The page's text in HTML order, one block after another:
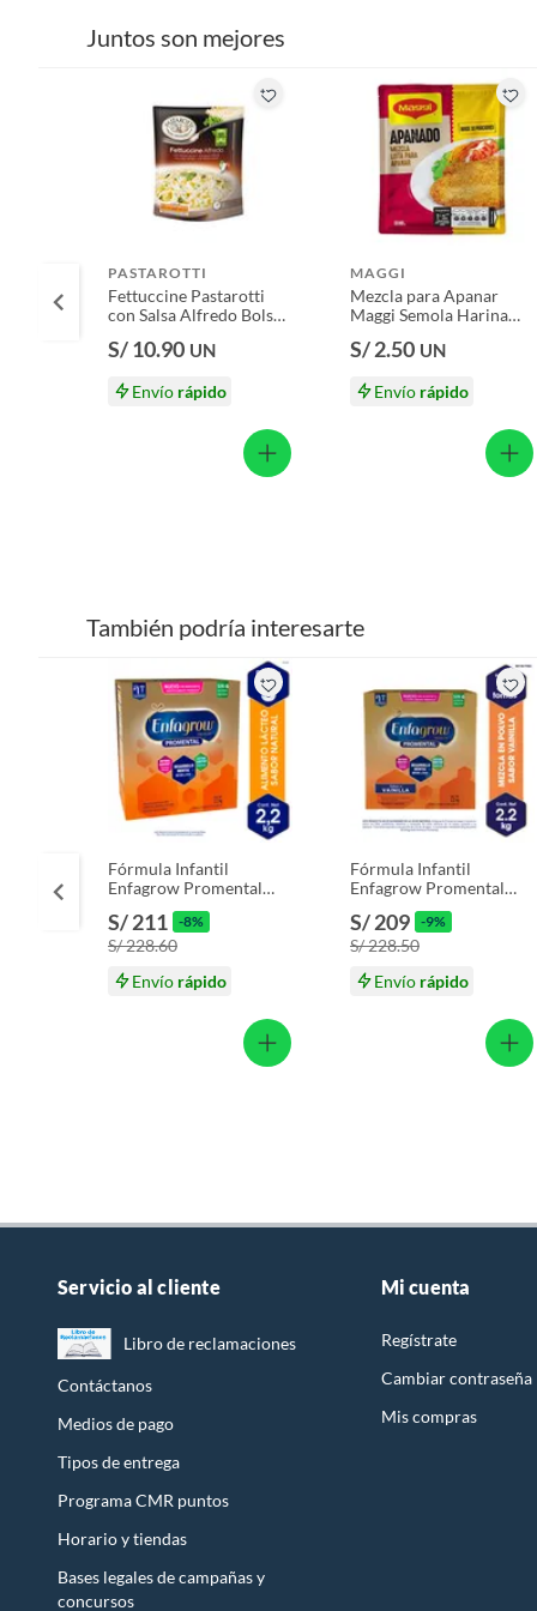
Productos que hayan sido previamente instalados.
Motocicletas y bicicletas motorizadas.
Licores y cigarros electrónicos.
Juntos son mejores
PASTAROTTI
Fettuccine Pastarotti
con Salsa Alfredo Bolsa
S/ 10.90 UN
Envío rápido
MAGGI
Mezcla para Apanar
Maggi Semola Harina
80 g
S/ 2.50 UN
Envío rápido
También podría interesarte
Fórmula Infantil
Enfagrow Promental
Caja 2.2 Kg
S/ 211 -8%
S/ 228.60
Envío rápido
Fórmula Infantil
Enfagrow Promental
Vainilla Caja 2.2 Kg
S/ 209 -9%
S/ 228.50
Envío rápido
Servicio al cliente
Libro de reclamaciones
Contáctanos
Medios de pago
Tipos de entrega
Programa CMR puntos
Horario y tiendas
Bases legales de campañas y
concursos
Mi cuenta
Regístrate
Cambiar contraseña
Mis compras